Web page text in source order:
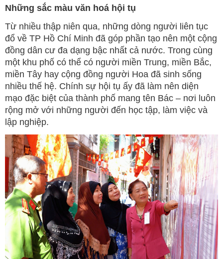
Những sắc màu văn hoá hội tụ
Từ nhiều thập niên qua, những dòng người liên tục
đổ về TP Hồ Chí Minh đã góp phần tạo nên một cộng
đồng dân cư đa dạng bậc nhất cả nước. Trong cùng
một khu phố có thể có người miền Trung, miền Bắc,
miền Tây hay cộng đồng người Hoa đã sinh sống
nhiều thế hệ. Chính sự hội tụ ấy đã làm nên diện
mạo đặc biệt của thành phố mang tên Bác – nơi luôn
rộng mở với những người đến học tập, làm việc và
lập nghiệp.